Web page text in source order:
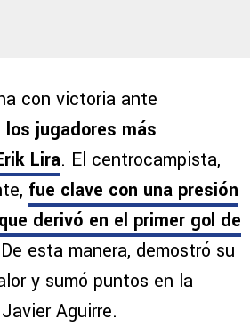
con victoria ante
los jugadores más
Lira. El centrocampista,
fue clave con una presión
derivó en el primer gol de
esta manera, demostró su
y sumó puntos en la
Aguirre.